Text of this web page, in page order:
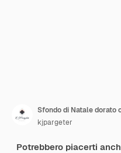
Sfondo di Natale dorato
kjpargeter
Potrebbero piacerti